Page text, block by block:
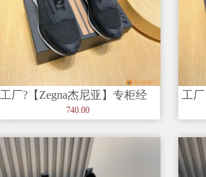
工厂?【Zegna杰尼亚】专柜经
典休闲鞋，以细节和创造力赢
740.00
工
典